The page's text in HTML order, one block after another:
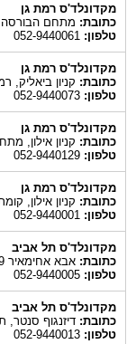
מקדונלד'ס רמת גן
כתובת:מתחם הבורסה, היצירה
טלפון:052-9440061
מקדונלד'ס רמת גן
כתובת:קניון ביאליק,
טלפון:052-9440073
מקדונלד'ס רמת גן
כתובת:קניון אילון,
טלפון:052-9440129
מקדונלד'ס רמת גן
כתובת:קניון אילון,
טלפון:052-9440001
מקדונלד'ס תל אביב
כתובת:אבא אחימאיר 29, רמת אביב, תל אביב
טלפון:052-9440005
מקדונלד'ס תל אביב
כתובת:דיזנגוף סנטר,
טלפון:052-9440013